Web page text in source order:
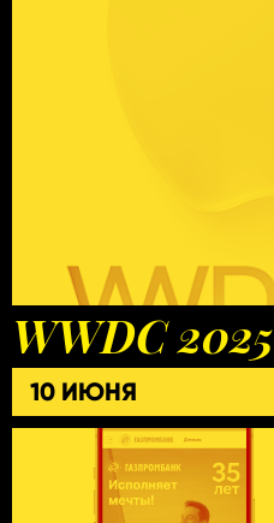
WWDC 2025
10 ИЮНЯ